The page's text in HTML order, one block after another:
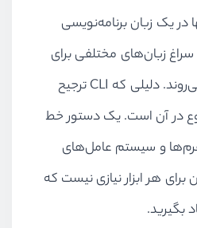
در یک زبان برنامه‌نویسی
زبان‌های مختلفی برای
انجام کارهای متفاوت می‌روند. دلیلی که CLI ترجیح
در آن است. یک دستور خط
و سیستم عامل‌های
برای هر ابزار نیازی نیست که
بگیرید.